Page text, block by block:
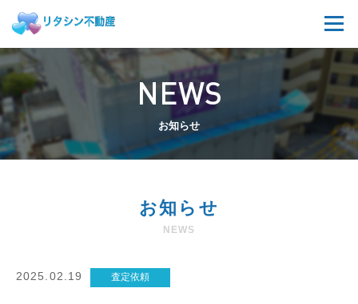
NEWS
お知らせ
お知らせ
NEWS
2025.02.19 査定依頼